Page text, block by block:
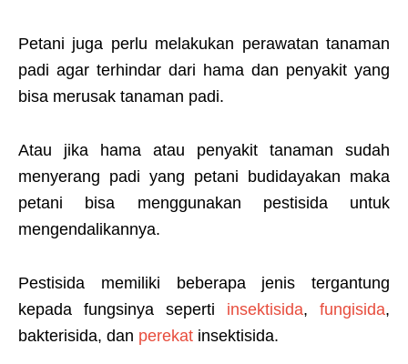
Petani juga perlu melakukan perawatan tanaman
padi agar terhindar dari hama dan penyakit yang
bisa merusak tanaman padi.
Atau jika hama atau penyakit tanaman sudah
menyerang padi yang petani budidayakan maka
petani bisa menggunakan pestisida untuk
mengendalikannya.
Pestisida memiliki beberapa jenis tergantung
kepada fungsinya seperti insektisida, fungisida,
bakterisida, dan perekat insektisida.